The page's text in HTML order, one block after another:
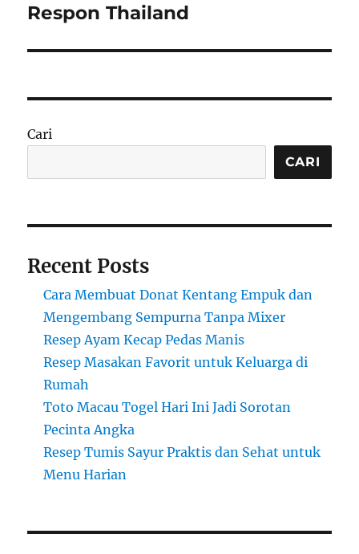
Respon Thailand
Cari
CARI
Recent Posts
Cara Membuat Donat Kentang Empuk dan
Mengembang Sempurna Tanpa Mixer
Resep Ayam Kecap Pedas Manis
Resep Masakan Favorit untuk Keluarga di
Rumah
Toto Macau Togel Hari Ini Jadi Sorotan
Pecinta Angka
Resep Tumis Sayur Praktis dan Sehat untuk
Menu Harian